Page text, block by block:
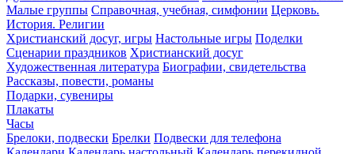
Малые группы Справочная, учебная, симфонии Церковь.
История. Религии
Христианский досуг, игры Настольные игры Поделки
Сценарии праздников Христианский досуг
Художественная литература Биографии, свидетельства
Рассказы, повести, романы
Подарки, сувениры
Плакаты
Часы
Брелоки, подвески Брелки Подвески для телефона